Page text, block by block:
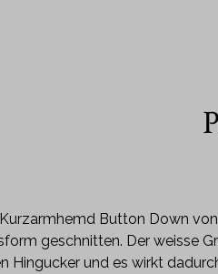
Button Down
geschnitten. Der weisse
Hingucker und es wirkt